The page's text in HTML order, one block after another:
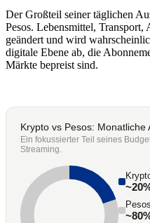
Der Großteil seiner täglichen
Pesos. Lebensmittel, Transport,
geändert und wird
digitale Ebene ab, die
Märkte bepreist sind.
Krypto vs Pesos: Monatliche
Ein fokussierter Teil seines
Streaming.